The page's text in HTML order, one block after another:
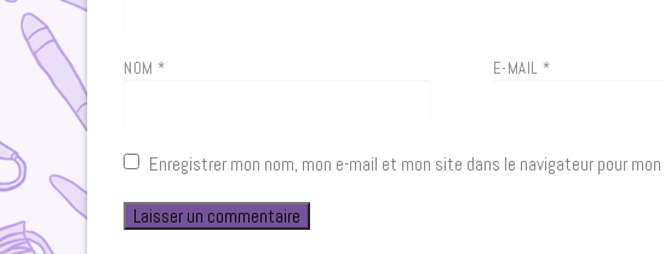
NOM * E-MAIL *
Enregistrer mon nom, mon e-mail et mon site dans le navigateur pour